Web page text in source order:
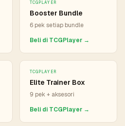
TCGPLAYER
Booster Bundle
6 pek setiap bundle
Beli di TCGPlayer →
TCGPLAYER
Elite Trainer Box
9 pek + aksesori
Beli di TCGPlayer →